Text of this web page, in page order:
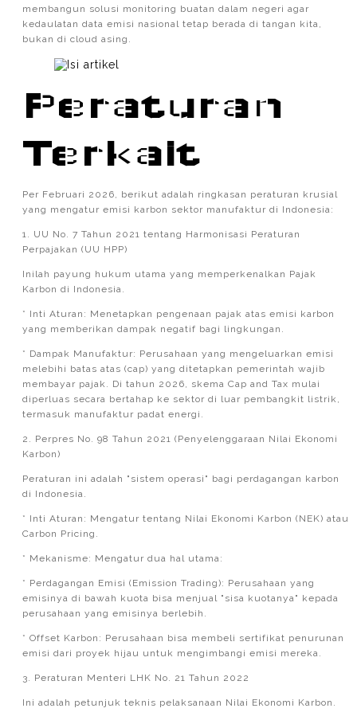
membangun solusi monitoring buatan dalam negeri agar
kedaulatan data emisi nasional tetap berada di tangan kita,
bukan di cloud asing.
Peraturan
Terkait
Per Februari 2026, berikut adalah ringkasan peraturan krusial
yang mengatur emisi karbon sektor manufaktur di Indonesia:
1. UU No. 7 Tahun 2021 tentang Harmonisasi Peraturan
Perpajakan (UU HPP)
Inilah payung hukum utama yang memperkenalkan Pajak
Karbon di Indonesia.
* Inti Aturan: Menetapkan pengenaan pajak atas emisi karbon
yang memberikan dampak negatif bagi lingkungan.
* Dampak Manufaktur: Perusahaan yang mengeluarkan emisi
melebihi batas atas (cap) yang ditetapkan pemerintah wajib
membayar pajak. Di tahun 2026, skema Cap and Tax mulai
diperluas secara bertahap ke sektor di luar pembangkit listrik,
termasuk manufaktur padat energi.
2. Perpres No. 98 Tahun 2021 (Penyelenggaraan Nilai Ekonomi
Karbon)
Peraturan ini adalah "sistem operasi" bagi perdagangan karbon
di Indonesia.
* Inti Aturan: Mengatur tentang Nilai Ekonomi Karbon (NEK) atau
Carbon Pricing.
* Mekanisme: Mengatur dua hal utama:
* Perdagangan Emisi (Emission Trading): Perusahaan yang
emisinya di bawah kuota bisa menjual "sisa kuotanya" kepada
perusahaan yang emisinya berlebih.
* Offset Karbon: Perusahaan bisa membeli sertifikat penurunan
emisi dari proyek hijau untuk mengimbangi emisi mereka.
3. Peraturan Menteri LHK No. 21 Tahun 2022
Ini adalah petunjuk teknis pelaksanaan Nilai Ekonomi Karbon.